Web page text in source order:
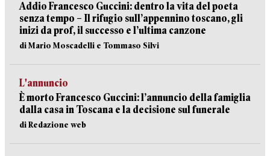
Addio Francesco Guccini: dentro la vita del poeta
senza tempo – Il rifugio sull’appennino toscano, gli
inizi da prof, il successo e l’ultima canzone
di Mario Moscadelli e Tommaso Silvi
L'annuncio
È morto Francesco Guccini: l’annuncio della famiglia
dalla casa in Toscana e la decisione sul funerale
di Redazione web